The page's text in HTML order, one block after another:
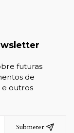
futuras
de
e outros
Submeter